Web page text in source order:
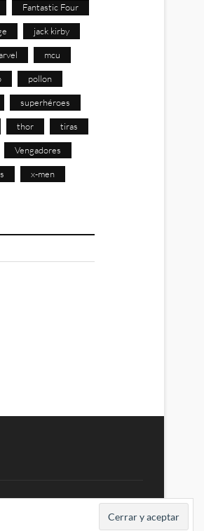
Fantastic Four
jack kirby
mcu
pollon
superhéroes
thor tiras
Vengadores
x-men